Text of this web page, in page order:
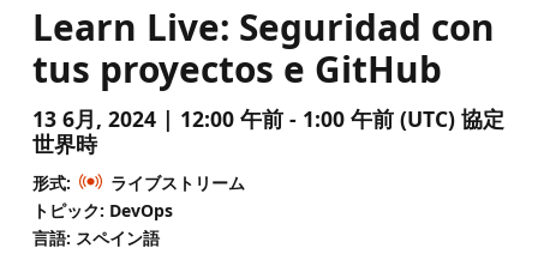
Learn Live: Seguridad con
tus proyectos e GitHub
13 6月, 2024 | 12:00 午前 - 1:00 午前 (UTC) 協定
世界時
形式:
ライブストリーム
トピック: DevOps
言語: スペイン語